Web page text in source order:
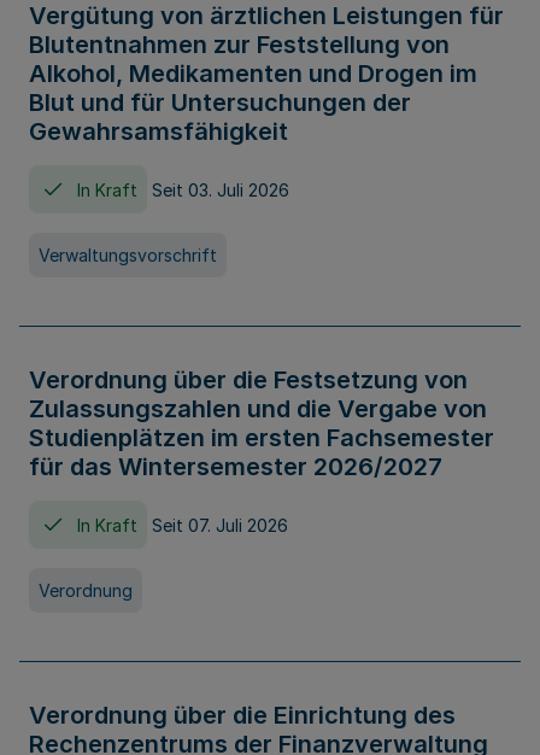
Vergütung von ärztlichen Leistungen für
Blutentnahmen zur Feststellung von
Alkohol, Medikamenten und Drogen im
Blut und für Untersuchungen der
Gewahrsamsfähigkeit
In Kraft Seit 03. Juli 2026
Verwaltungsvorschrift
Verordnung über die Festsetzung von
Zulassungszahlen und die Vergabe von
Studienplätzen im ersten Fachsemester
für das Wintersemester 2026/2027
In Kraft Seit 07. Juli 2026
Verordnung
Verordnung über die Einrichtung des
Rechenzentrums der Finanzverwaltung